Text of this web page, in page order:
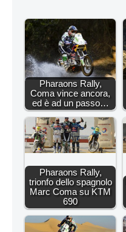
Pharaons Rally,
Coma vince ancora,
ed è ad un passo…
Pharaons Rally,
trionfo dello spagnolo
Marc Coma su KTM
690